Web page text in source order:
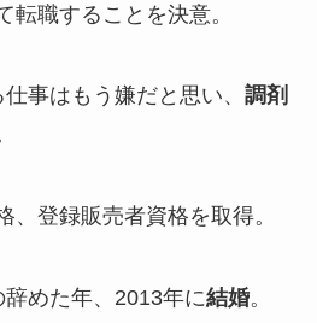
転職することを決意。
事はもう嫌だと思い、 調剤
、登録販売者資格を取得。
めた年、2013年に結婚。